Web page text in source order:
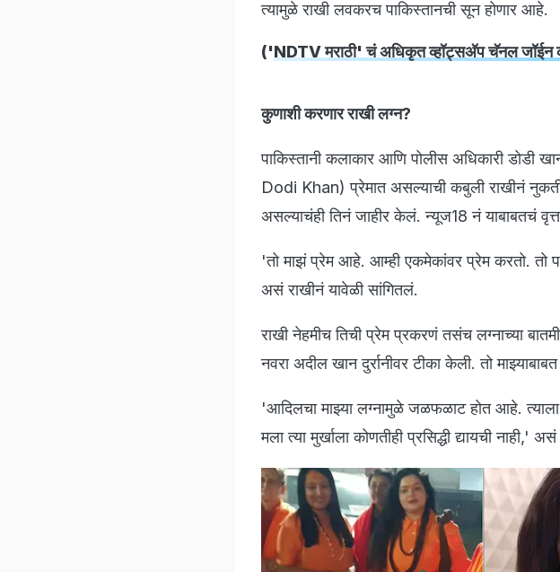
त्यामुळे राखी लवकरच पाकिस्तानची सून होणार आहे.
('NDTV मराठी' चं अधिकृत व्हॉट्सअ‍ॅप चॅनल जॉईन
कुणाशी करणार राखी लग्न?
पाकिस्तानी कलाकार आणि पोलीस अधिकारी
Dodi Khan) प्रेमात असल्याची कबुली राखीनं
असल्याचंही तिनं जाहीर केलं. न्यूज18 नं याबाबतचं
'तो माझं प्रेम आहे. आम्ही एकमेकांवर प्रेम करतो. तो
असं राखीनं यावेळी सांगितलं.
राखी नेहमीच तिची प्रेम प्रकरणं तसंच लग्नाच्या
नवरा अदील खान दुर्रानीवर टीका केली. तो
'आदिलचा माझ्या लग्नामुळे जळफळाट होत आहे. त्याला
मला त्या मुर्खाला कोणतीही प्रसिद्धी द्यायची नाही,'